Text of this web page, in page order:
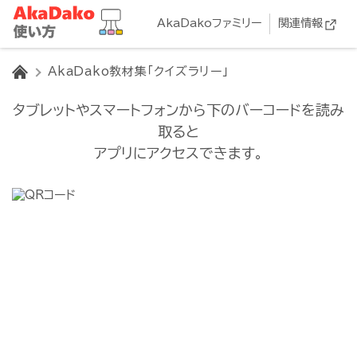
AkaDakoファミリー 関連情報
HOME
AkaDako教材集「クイズラリー」
タブレットやスマートフォンから下のバーコードを読み
取ると
アプリにアクセスできます。